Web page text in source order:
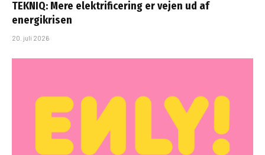
TEKNIQ: Mere elektrificering er vejen ud af
energikrisen
20. juli 2026